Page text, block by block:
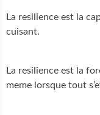
La resilience est la
cuisant.
La resilience est la
meme lorsque tout